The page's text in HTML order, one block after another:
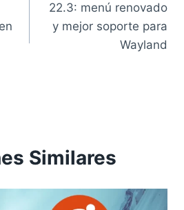
22.3: menú renovado
y mejor soporte para
Wayland
Similares